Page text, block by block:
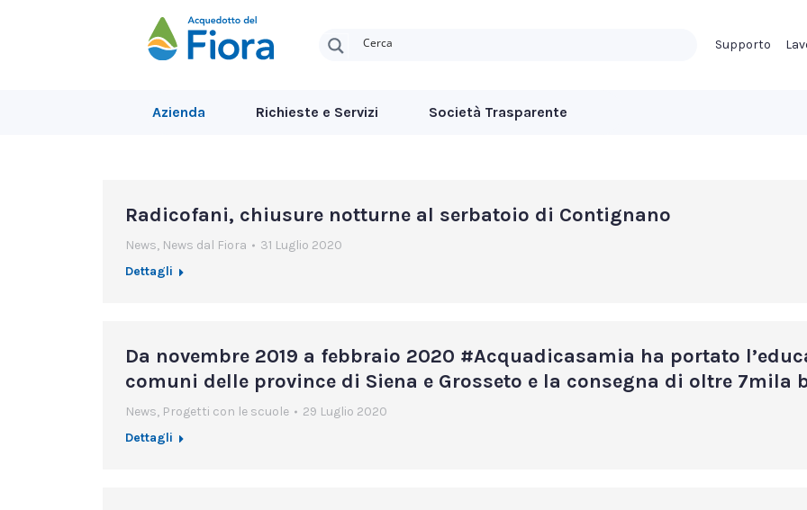
Supporto
Azienda Richieste e Servizi Società Trasparente
Radicofani, chiusure notturne al serbatoio di Contignano
News, News dal Fiora
31 Luglio 2020
Dettagli
Da novembre 2019 a febbraio 2020 #Acquadicasamia ha portato
comuni delle province di Siena e Grosseto e la consegna di oltre 7mila
News, Progetti con le scuole
29 Luglio 2020
Dettagli